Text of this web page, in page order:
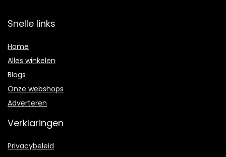
Snelle links
Home
Alles winkelen
Blogs
Onze webshops
Adverteren
Verklaringen
Privacybeleid